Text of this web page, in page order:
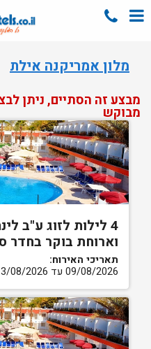
מלון אמריקנה אילת
מבצע זה הסתיים, ניתן
מבוקש
4 לילות לזוג ע"ב
וארוחת בוקר בחדר
תאריכי האירוח:
09/08/2026 עד 13/08/2026